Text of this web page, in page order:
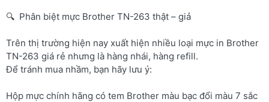
🔍 Phân biệt mực Brother TN-263 thật – giả
Trên thị trường hiện nay xuất hiện nhiều loại mực in Brother
TN-263 giá rẻ nhưng là hàng nhái, hàng refill.
Để tránh mua nhầm, bạn hãy lưu ý:
Hộp mực chính hãng có tem Brother màu bạc đổi màu 7 sắc